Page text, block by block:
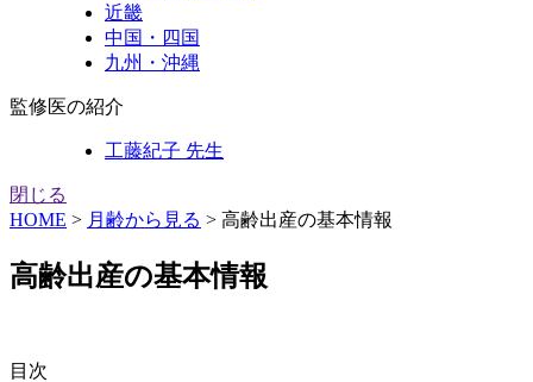
近畿
中国・四国
九州・沖縄
監修医の紹介
工藤紀子 先生
閉じる
HOME > 月齢から見る > 高齢出産の基本情報
高齢出産の基本情報
目次